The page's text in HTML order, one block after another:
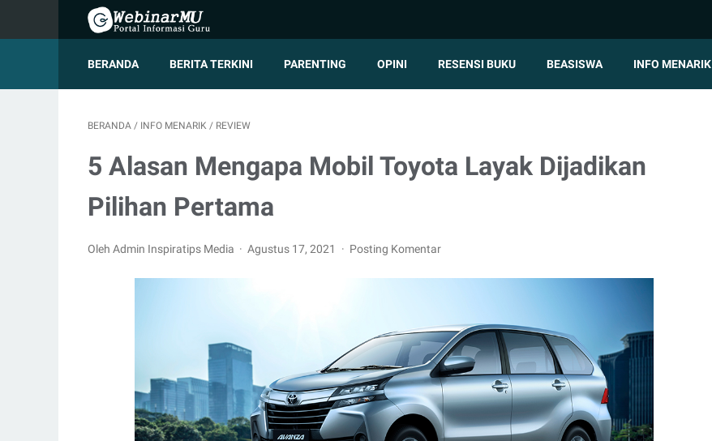
BERANDA BERITA TERKINI PARENTING OPINI RESENSI BUKU BEASISWA INFO MENARIK
BERANDA / INFO MENARIK / REVIEW
5 Alasan Mengapa Mobil Toyota Layak Dijadikan
Pilihan Pertama
Oleh Admin Inspiratips Media Agustus 17, 2021 Posting Komentar